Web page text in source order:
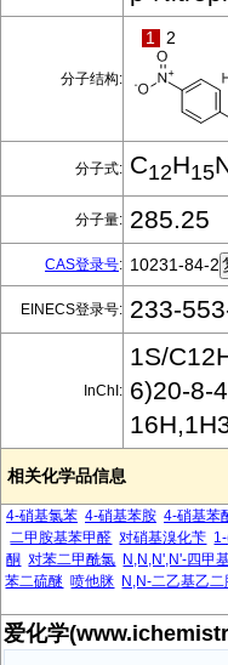
分子结构:
1 2
分子式: C12H15
分子量: 285.25
CAS登录号: 10231-84-2
EINECS登录号: 233-
InChI:
1S/
6)20-8-
相关化学品信息
4-硝基氯苯 4-硝基苯胺 4-硝基苯
二甲胺基苯甲醛 对硝基溴化苄
酮 对苯二甲酰氯 N,N,N',N'-四甲
苯二硫醚 喷他脒 N,N-二乙基乙二
爱化学